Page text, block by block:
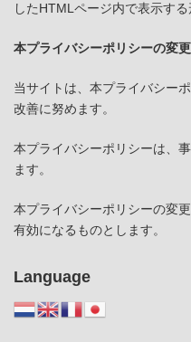
したHTMLページ内で表示す
本プライバシーポリシーの変更
当サイトは、本プライバシー
改善に努めます。
本プライバシーポリシーは、
ます。
本プライバシーポリシーの変
有効になるものとします。
Language